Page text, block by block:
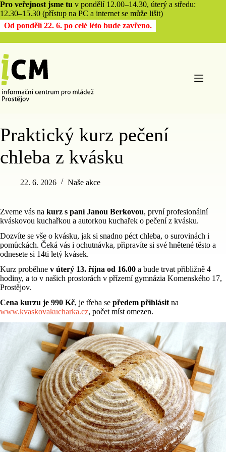
Pro veřejnost jsme tu v pondělí 12.00–14.30, úterý a středu:
12.30–15.30 (přístup na PC a internet se může lišit)
Od pondělí 22. 6. po celé léto bude zavřeno.
Praktický kurz pečení
chleba z kvásku
22. 6. 2026 Naše akce
Zveme vás na kurz s paní Janou Berkovou, první profesionální
kváskovou kuchařkou a autorkou kuchařek o pečení z kvásku.
Dozvíte se vše o kvásku, jak si snadno péct chleba, o surovinách i
pomůckách. Čeká vás i ochutnávka, připravíte si své hnětené těsto a
odnesete si 14ti letý kvásek.
Kurz proběhne v úterý 13. října od 16.00 a bude trvat přibližně 4
hodiny, a to v našich prostorách v přízemí gymnázia Komenského 17,
Prostějov.
Cena kurzu je 990 Kč, je třeba se předem přihlásit na
www.kvaskovakucharka.cz, počet míst omezen.